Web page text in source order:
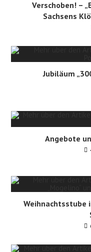
Verschoben! –
Sachsens
Jubiläum
Angebote
Weihnachtsstube